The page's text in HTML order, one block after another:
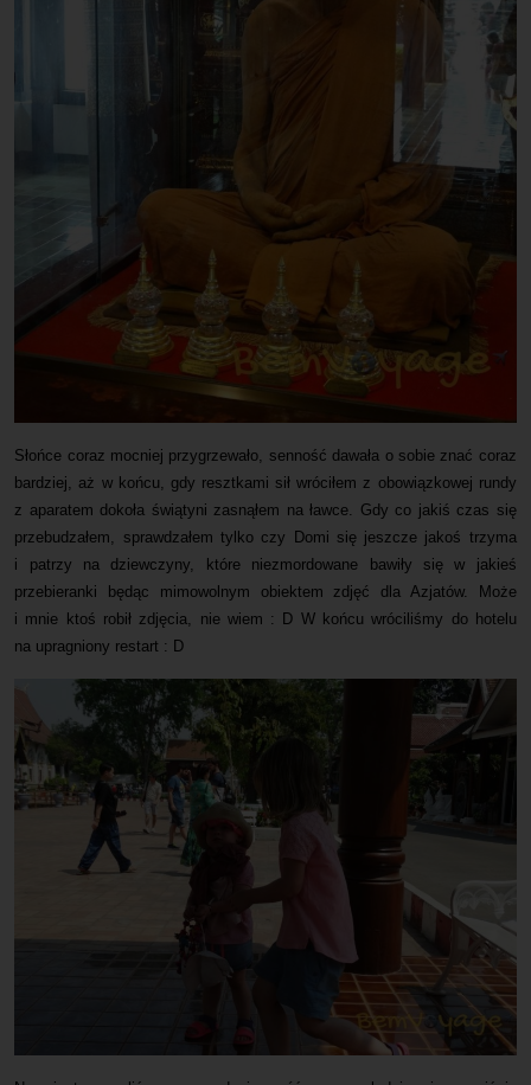
Słońce coraz mocniej przygrzewało, senność dawała o sobie znać coraz
bardziej, aż w końcu, gdy resztkami sił wróciłem z obowiązkowej rundy
z aparatem dokoła świątyni zasnąłem na ławce. Gdy co jakiś czas się
przebudzałem, sprawdzałem tylko czy Domi się jeszcze jakoś trzyma
i patrzy na dziewczyny, które niezmordowane bawiły się w jakieś
przebieranki będąc mimowolnym obiektem zdjęć dla Azjatów. Może
i mnie ktoś robił zdjęcia, nie wiem : D W końcu wróciliśmy do hotelu
na upragniony restart : D